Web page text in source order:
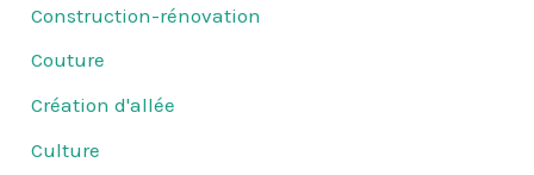
Construction-rénovation
Couture
Création d'allée
Culture